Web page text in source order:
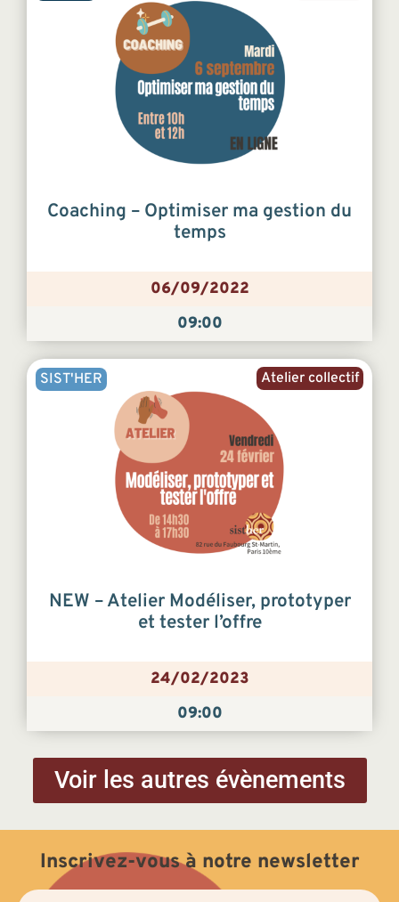
Coaching – Optimiser ma gestion du
temps
06/09/2022
09:00
Atelier collectif
SIST'HER
NEW – Atelier Modéliser, prototyper
et tester l’offre
24/02/2023
09:00
Voir les autres évènements
Inscrivez-vous à notre newsletter